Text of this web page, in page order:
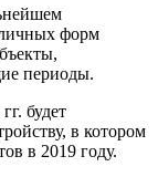
форм
периоды.
будет
в котором
в 2019 году.